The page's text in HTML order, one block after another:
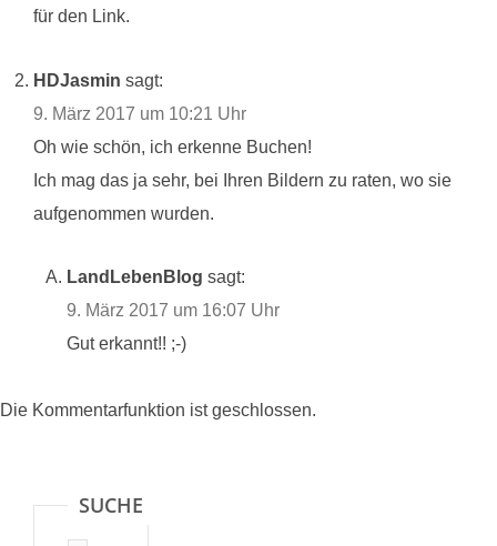
für den Link.
HDJasmin sagt:
9. März 2017 um 10:21 Uhr
Oh wie schön, ich erkenne Buchen!
Ich mag das ja sehr, bei Ihren Bildern zu raten, wo sie
aufgenommen wurden.
LandLebenBlog sagt:
9. März 2017 um 16:07 Uhr
Gut erkannt!! ;-)
Die Kommentarfunktion ist geschlossen.
SUCHE